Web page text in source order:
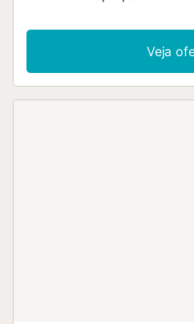
Veja